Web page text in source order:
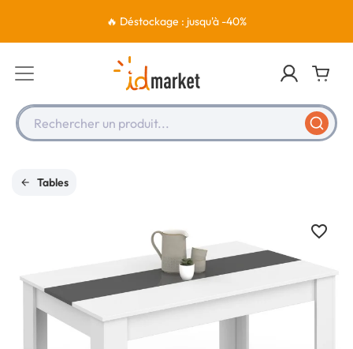
🔥 Déstockage : jusqu'à -40%
Rechercher un produit...
Tables
favorite_border